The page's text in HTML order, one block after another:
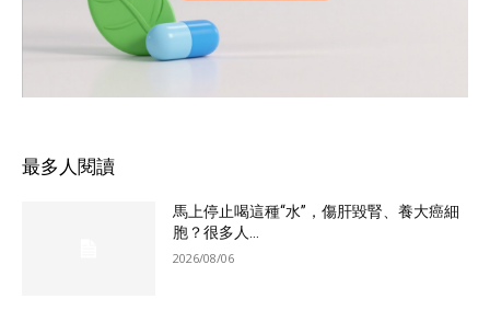
最多人閱讀
馬上停止喝這種“水”，傷肝毀腎、養大癌細
胞？很多人...
2026/08/06